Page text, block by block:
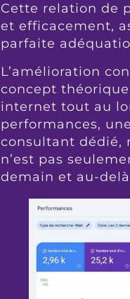
Cette relation de
et efficacement,
parfaite
L’amélioration
concept
internet tout au
performances,
consultant dédié,
n’est pas
demain et au-